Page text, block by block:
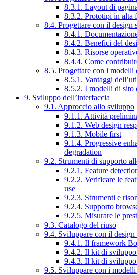
8.3.1. Layout di
8.3.2. Prototipi in alta
8.4. Progettare con il design
8.4.1.
8.4.2. Benefici del
8.4.3. Risorse
8.4.4. Come
8.5. Progettare con i modelli
8.5.1. Vantaggi
8.5.2. I modelli di sito
9. Sviluppo dell’interfaccia
9.1. Approccio allo sviluppo
9.1.1. Attività
9.1.2. Web design
9.1.3. Mobile first
9.1.4. Progressive
degradation
9.2. Strumenti di supporto
9.2.1. Feature
9.2.2. Verificare le
use
9.2.3. Strumenti e
9.2.4. Supporto
9.2.5. Misurare le
9.3. Catalogo del riuso
9.4. Sviluppare con il design
9.4.1. Il framework
9.4.2. Il kit di sviluppo
9.4.3. Il kit di
9.5. Sviluppare con i